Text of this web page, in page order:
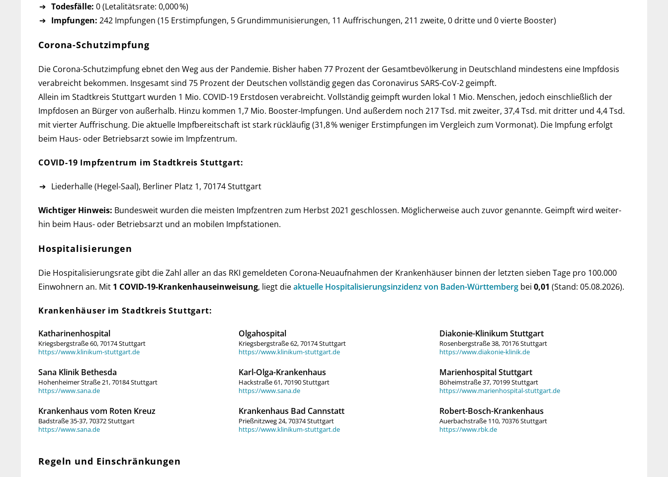
Todesfälle: 0 (Letalitätsrate: 0,000 %)
Impfungen: 242 Impfungen (15 Erst­imp­fun­gen, 5 Grund­im­mu­ni­sie­run­gen, 11 Auf­fri­schun­gen, 211 zweite, 0 dritte und 0 vierte Booster)
Corona-Schutzimpfung
Die Corona-Schutzimpfung ebnet den Weg aus der Pan­de­mie. Bis­her haben 77 Pro­zent der Ge­samt­be­völ­ke­rung in Deutsch­land min­des­tens eine Impf­dosis
ver­ab­reicht be­kommen. Ins­ge­samt sind 75 Pro­zent der Deutschen voll­stän­dig gegen das Corona­virus SARS-CoV-2 geimpft.
Allein im Stadtkreis Stuttgart wur­den 1 Mio. COVID-19 Erst­dosen verabreicht. Voll­stän­dig ge­impft wurden lokal 1 Mio. Men­schen, je­doch ein­schließ­lich der
Impf­do­sen an Bür­ger von außerhalb. Hinzu kommen 1,7 Mio. Booster-Impfungen. Und außer­dem noch 217 Tsd. mit zwei­ter, 37,4 Tsd. mit drit­ter und 4,4 Tsd.
mit vier­ter Auf­frischung. Die aktu­elle Impf­be­reit­schaft ist stark rückläufig (31,8 % weni­ger Erst­imp­fun­gen im Ver­gleich zum Vor­mo­nat). Die Imp­fung er­folgt
beim Haus- oder Betriebs­arzt so­wie im Impfzentrum.
COVID-19 Impfzentrum im Stadtkreis Stuttgart:
Liederhalle (Hegel-Saal), Berliner Platz 1, 70174 Stuttgart
Wichtiger Hinweis: Bundesweit wurden die meisten Impf­zen­tren zum Herbst 2021 ge­schlos­sen. Mög­licher­weise auch zu­vor ge­nannte. Ge­impft wird weiter­
hin beim Haus- oder Betriebs­arzt und an mobilen Impf­stationen.
Hospitalisierungen
Die Hospitalisierungsrate gibt die Zahl aller an das RKI ge­mel­de­ten Corona-Neu­auf­nah­men der Kran­ken­häu­ser bin­nen der letz­ten sie­ben Tage pro 100.000
Ein­woh­nern an. Mit 1 COVID-19-Kranken­haus­ein­weisung, liegt dieaktu­elle Hos­pi­ta­li­sie­rungs­in­zi­denz von Baden-Würt­tem­berg bei 0,01 (Stand: 05.08.2026).
Krankenhäuser im Stadtkreis Stuttgart:
Katharinenhospital
Kriegsbergstraße 60, 70174 Stuttgart
https://www.klinikum-stuttgart.de
Olgahospital
Kriegsbergstraße 62, 70174 Stuttgart
https://www.klinikum-stuttgart.de
Diakonie-Klinikum Stuttgart
Rosenbergstraße 38, 70176 Stuttgart
https://www.diakonie-klinik.de
Sana Klinik Bethesda
Hohenheimer Straße 21, 70184 Stuttgart
https://www.sana.de
Karl-Olga-Krankenhaus
Hackstraße 61, 70190 Stuttgart
https://www.sana.de
Marienhospital Stuttgart
Böheimstraße 37, 70199 Stuttgart
https://www.marienhospital-stuttgart.de
Krankenhaus vom Roten Kreuz
Badstraße 35-37, 70372 Stuttgart
https://www.sana.de
Krankenhaus Bad Cannstatt
Prießnitzweg 24, 70374 Stuttgart
https://www.klinikum-stuttgart.de
Robert-Bosch-Krankenhaus
Auerbachstraße 110, 70376 Stuttgart
https://www.rbk.de
Regeln und Einschränkungen